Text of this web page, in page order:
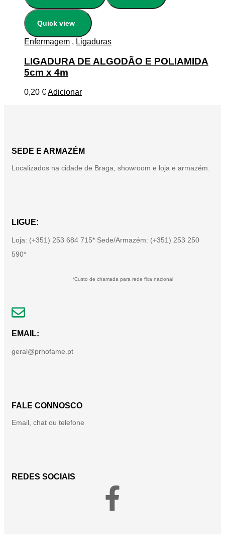
Quick view
Enfermagem , Ligaduras
LIGADURA DE ALGODÃO E POLIAMIDA
5cm x 4m
0,20 €Adicionar
SEDE E ARMAZÉM
Localizados na cidade de Braga, showroom e loja e armazém.
LIGUE:
Loja: (+351) 253 684 715* Sede/Armazém: (+351) 253 250
590*
*Custo de chamada para rede fixa nacional
EMAIL:
geral@prhofame.pt
FALE CONNOSCO
Email, chat ou telefone
REDES SOCIAIS